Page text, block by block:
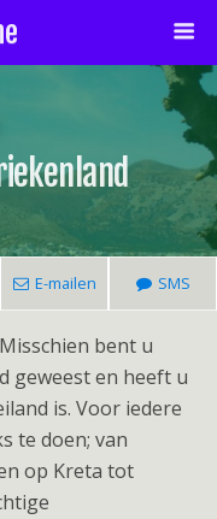
E-mailen SMS
bent u
geweest en heeft u
is. Voor iedere
te doen; van
op Kreta tot